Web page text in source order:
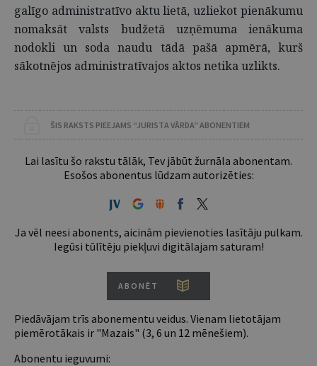
galīgo administratīvo aktu lietā, uzliekot pienākumu
nomaksāt valsts budžetā uzņēmuma ienākuma
nodokli un soda naudu tādā pašā apmērā, kurš
sākotnējos administratīvajos aktos netika uzlikts.
ŠIS RAKSTS PIEEJAMS “JURISTA VĀRDA” ABONENTIEM
Lai lasītu šo rakstu tālāk, Tev jābūt žurnāla abonentam.
Esošos abonentus lūdzam autorizēties:
Ja vēl neesi abonents, aicinām pievienoties lasītāju pulkam.
Iegūsi tūlītēju piekļuvi digitālajam saturam!
ABONĒT
Piedāvājam trīs abonementu veidus. Vienam lietotājam
piemērotākais ir "Mazais" (3, 6 un 12 mēnešiem).
Abonentu ieguvumi: